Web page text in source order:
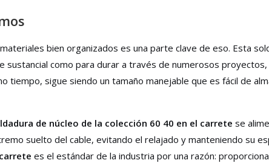
bien organizados es una parte clave de eso. Esta
sustancial como para durar a través de numerosos
sigue siendo un tamaño manejable que es fácil de
de núcleo de la colección 60 40 en el carrete se
suelto del cable, evitando el relajado y manteniendo su
es el estándar de la industria por una razón: